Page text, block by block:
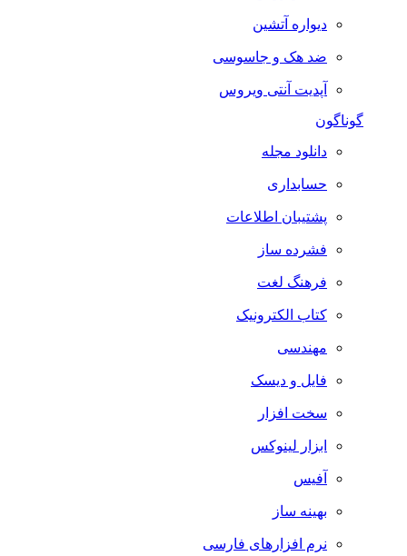
دیواره آتشین
ضد هک و جاسوسی
آپدیت آنتی ویروس
گوناگون
دانلود مجله
حسابداری
پشتیبان اطلاعات
فشرده ساز
فرهنگ لغت
کتاب الکترونیک
مهندسی
فایل و دیسک
سخت افزار
ابزار لینوکس
آفیس
بهینه ساز
نرم افزارهای فارسی